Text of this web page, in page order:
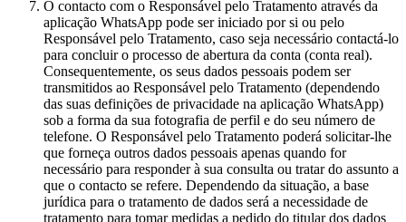
O contacto com o Responsável pelo Tratamento através da
aplicação WhatsApp pode ser iniciado por si ou pelo
Responsável pelo Tratamento, caso seja necessário contactá-lo
para concluir o processo de abertura da conta (conta real).
Consequentemente, os seus dados pessoais podem ser
transmitidos ao Responsável pelo Tratamento (dependendo
das suas definições de privacidade na aplicação WhatsApp)
sob a forma da sua fotografia de perfil e do seu número de
telefone. O Responsável pelo Tratamento poderá solicitar-lhe
que forneça outros dados pessoais apenas quando for
necessário para responder à sua consulta ou tratar do assunto a
que o contacto se refere. Dependendo da situação, a base
jurídica para o tratamento de dados será a necessidade de
tratamento para tomar medidas a pedido do titular dos dados